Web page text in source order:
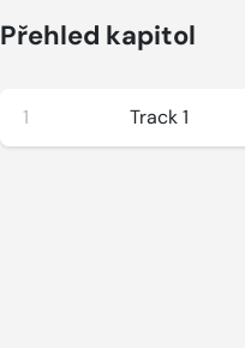
Přehled kapitol
1 Track 1